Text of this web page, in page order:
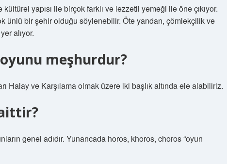
yapısı ile birçok farklı ve lezzetli yemeği ile öne çıkıyor.
ünlü bir şehir olduğu söylenebilir. Öte yandan, çömlekçilik ve
alıyor.
oyunu meşhurdur?
Halay ve Karşılama olmak üzere iki başlık altında ele alabiliriz.
genel adıdır. Yunancada horos, khoros, choros “oyun